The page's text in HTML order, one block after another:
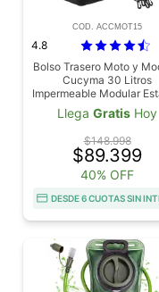
COD. ACCMOT15
4.8
Bolso Trasero Moto y
Cucyma 30 Litros
Impermeable Modular
Llega Gratis Hoy
$148.998
$89.399
40% OFF
DESDE 6 CUOTAS SIN